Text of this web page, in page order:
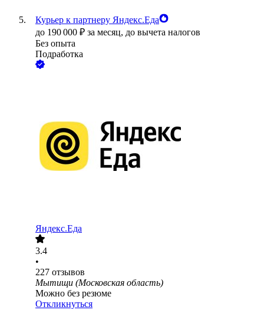
Курьер к партнеру Яндекс.Еда
до 190 000 ₽ за месяц, до вычета налогов
Без опыта
Подработка
Яндекс.Еда
3.4
•
227 отзывов
Мытищи (Московская область)
Можно без резюме
Откликнуться